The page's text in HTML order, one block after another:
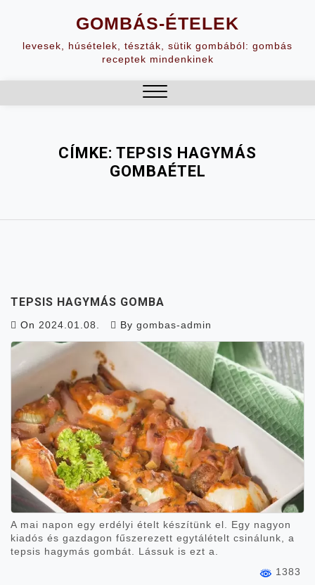
content
GOMBÁS-ÉTELEK
levesek, húsételek, tészták, sütik gombából: gombás
receptek mindenkinek
CÍMKE: TEPSIS HAGYMÁS
GOMBAÉTEL
TEPSIS HAGYMÁS GOMBA
On 2024.01.08. By gombas-admin
A mai napon egy erdélyi ételt készítünk el. Egy nagyon
kiadós és gazdagon fűszerezett egytálételt csinálunk, a
tepsis hagymás gombát. Lássuk is ezt a.
1383